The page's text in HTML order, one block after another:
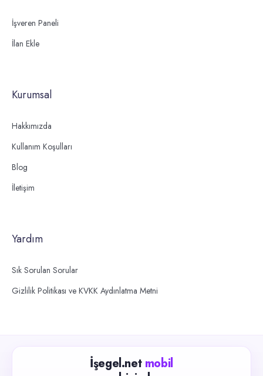
İşveren Paneli
İlan Ekle
Kurumsal
Hakkımızda
Kullanım Koşulları
Blog
İletişim
Yardım
Sık Sorulan Sorular
Gizlilik Politikası ve KVKK Aydınlatma Metni
İşegel.net mobil